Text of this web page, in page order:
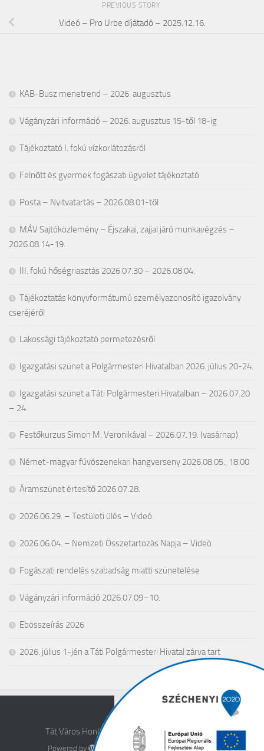
PREVIOUS STORY
Videó – Pro Urbe díjátadó – 2025.12.16.
KAB-Busz menetrend – 2026. augusztus
Vágányzári információ – 2026. augusztus 15-től 18-ig
Tájékoztató I. fokú vízkorlátozásról
Felnőtt és gyermek fogászati ügyelet tájékoztató
Posta – Nyitvatartás – 2026.08.01-től
MÁV Sajtóközlemény – Éjszakai, zajjal járó munkavégzés –
2026.08.14-19.
III. fokú hőségriasztás 2026.07.30 – 2026.08.04.
Tájékoztatás könyvformátumú személyazonosító igazolvány
cseréjéről
Lakossági tájékoztató permetezésről
Igazgatási szünet a Polgármesteri Hivatalban 2026. július 20-24.
Igazgatási szünet a Táti Polgármesteri Hivatalban – 2026.07.20
– 24.
Festőkurzus Simon M. Veronikával – 2026.07.19. (vasárnap)
Német-magyar fúvószenekari hangverseny 2026.08.05., 18.00
Áramszünet értesítő 2026.07.28.
2026.06.29. – Testületi ülés – Videó
2026.06.04. – Nemzeti Összetartozás Napja – Videó
Fogászati rendelés szabadság miatti szünetelése
Vágányzári információ 2026.07.09–10.
Ebösszeírás 2026
2026. július 1-jén a Táti Polgármesteri Hivatal zárva tart
Tát Város Honlapja © 2026. All Rights Reserved.
Powered by - Designed with theHueman theme